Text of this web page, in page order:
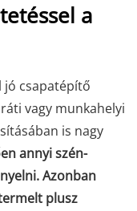
a
jó csapatépítő
vagy munkahelyi
is nagy
annyi szén-
Azonban
plusz